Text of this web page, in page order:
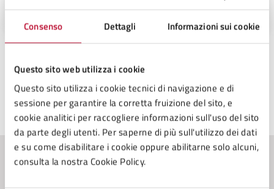
Consenso Dettagli Informazioni sui cookie
Questo sito web utilizza i cookie
Questo sito utilizza i cookie tecnici di navigazione e di
sessione per garantire la corretta fruizione del sito, e
cookie analitici per raccogliere informazioni sull'uso del sito
da parte degli utenti. Per saperne di più sull'utilizzo dei dati
e su come disabilitare i cookie oppure abilitarne solo alcuni,
consulta la nostra Cookie Policy.
Ultimo aggiornamento:01/12/2025, 09:05
Contenuti correlati